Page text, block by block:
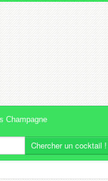
Champagne
Chercher un cocktail !